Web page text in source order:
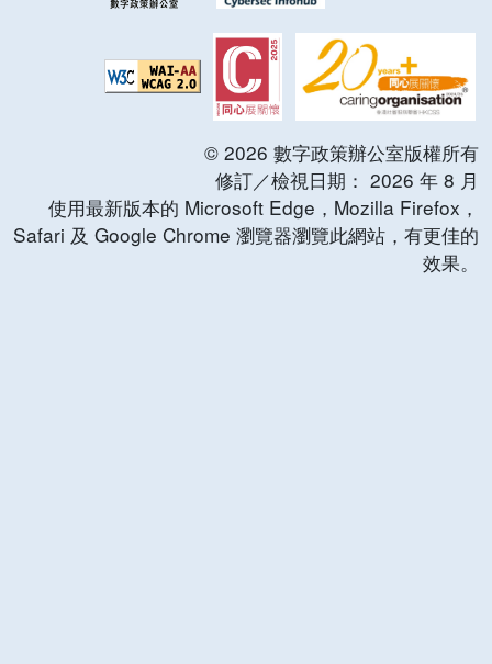
© 2026 數字政策辦公室版權所有
修訂／檢視日期： 2026 年 8 月
使用最新版本的 Microsoft Edge，Mozilla Firefox，
Safari 及 Google Chrome 瀏覽器瀏覽此網站，有更佳的
效果。